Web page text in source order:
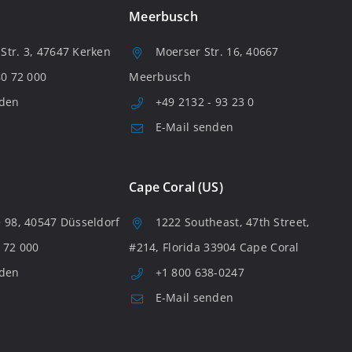
3, 47647 Kerken
72 000
Meerbusch
Moerser Str. 16, 40667
Meerbusch
+49 2132 - 93 23 0
E-Mail senden
98, 40547 Düsseldorf
000
Cape Coral (US)
1222 Southeast, 47th Street,
#214, Florida 33904 Cape Coral
+1 800 638-0247
E-Mail senden